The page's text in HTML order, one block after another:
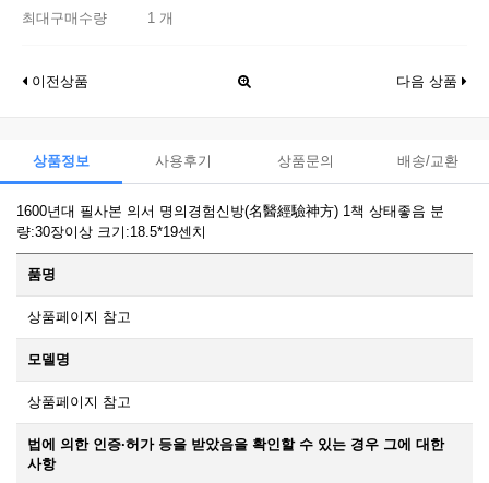
최대구매수량
1 개
이전상품 다음 상품
상품정보 사용후기 상품문의 배송/교환
1600년대 필사본 의서 명의경험신방(名醫經驗神方) 1책 상태좋음 분
량:30장이상 크기:18.5*19센치
품명
상품페이지 참고
모델명
상품페이지 참고
법에 의한 인증·허가 등을 받았음을 확인할 수 있는 경우 그에 대한
사항